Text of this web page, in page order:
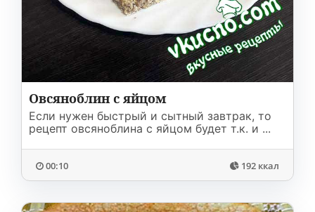
Овсяноблин с яйцом
Если нужен быстрый и сытный завтрак, то
рецепт овсяноблина с яйцом будет т.к. и ...
00:10 192 ккал